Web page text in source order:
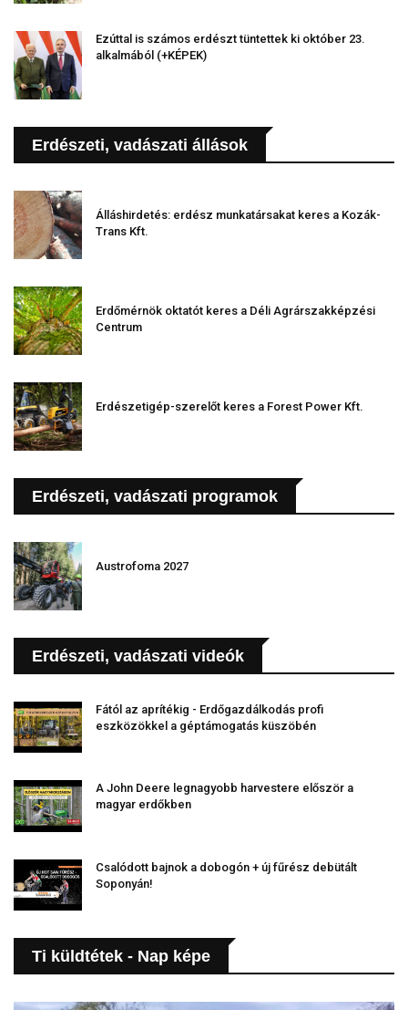
Ezúttal is számos erdészt tüntettek ki október 23.
alkalmából (+KÉPEK)
Erdészeti, vadászati állások
Álláshirdetés: erdész munkatársakat keres a Kozák-
Trans Kft.
Erdőmérnök oktatót keres a Déli Agrárszakképzési
Centrum
Erdészetigép-szerelőt keres a Forest Power Kft.
Erdészeti, vadászati programok
Austrofoma 2027
Erdészeti, vadászati videók
Fától az aprítékig - Erdőgazdálkodás profi
eszközökkel a géptámogatás küszöbén
A John Deere legnagyobb harvestere először a
magyar erdőkben
Csalódott bajnok a dobogón + új fűrész debütált
Soponyán!
Ti küldtétek - Nap képe